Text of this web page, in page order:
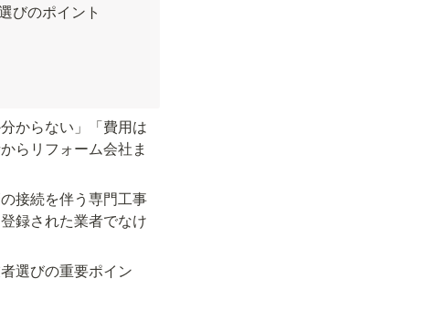
びのポイント
からない」「費用は
らリフォーム会社ま
接続を伴う専門工事
録された業者でなけ
選びの重要ポイン